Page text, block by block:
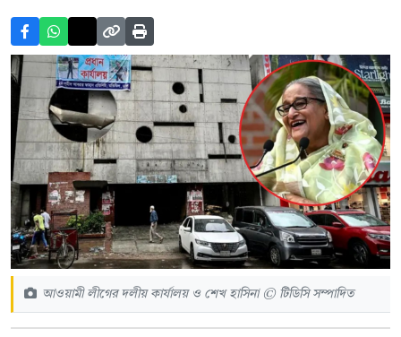
আওয়ামী লীগের দলীয় কার্যালয় ও শেখ হাসিনা © টিডিসি সম্পাদিত